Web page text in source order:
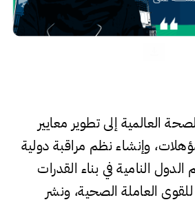
العالمية إلى تطوير معايير
وإنشاء نظم مراقبة دولية
النامية في بناء القدرات
العاملة الصحية، ونشر